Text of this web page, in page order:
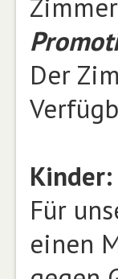
Der
Kinder:
Für
einen